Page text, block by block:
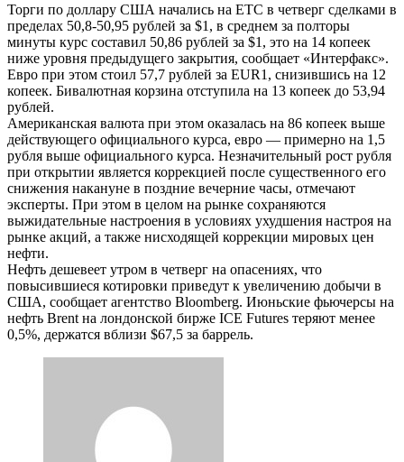
Торги по доллару США начались на ЕТС в четверг сделками в
пределах 50,8-50,95 рублей за $1, в среднем за полторы
минуты курс составил 50,86 рублей за $1, это на 14 копеек
ниже уровня предыдущего закрытия, сообщает «Интерфакс».
Евро при этом стоил 57,7 рублей за EUR1, снизившись на 12
копеек. Бивалютная корзина отступила на 13 копеек до 53,94
рублей.
Американская валюта при этом оказалась на 86 копеек выше
действующего официального курса, евро — примерно на 1,5
рубля выше официального курса. Незначительный рост рубля
при открытии является коррекцией после существенного его
снижения накануне в поздние вечерние часы, отмечают
эксперты. При этом в целом на рынке сохраняются
выжидательные настроения в условиях ухудшения настроя на
рынке акций, а также нисходящей коррекции мировых цен
нефти.
Нефть дешевеет утром в четверг на опасениях, что
повысившиеся котировки приведут к увеличению добычи в
США, сообщает агентство Bloomberg. Июньские фьючерсы на
нефть Brent на лондонской бирже ICE Futures теряют менее
0,5%, держатся вблизи $67,5 за баррель.